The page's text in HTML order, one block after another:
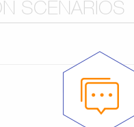
SCENARIOS